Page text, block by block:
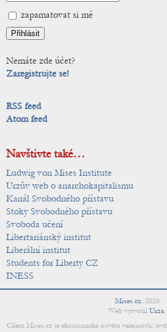
zapamatovat si mě
Nemáte zde účet?
Zaregistrujte se!
RSS feed
Atom feed
Navštivte také…
Ludwig von Mises Institute
Urzův web o anarchokapitalismu
Kanál Svobodného přístavu
Stoky Svobodného přístavu
Svoboda učení
Libertariánský institut
Liberální institut
Students for Liberty CZ
INESS
Mises.cz, 2026
Web vytvořil Urza.
Cílem Mises.cz je ekonomická osvěta veřejnosti;